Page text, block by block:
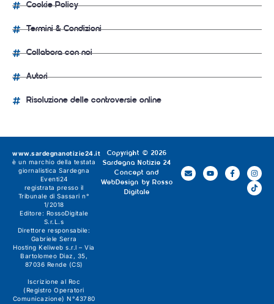
Cookie Policy
Termini & Condizioni
Collabora con noi
Autori
Risoluzione delle controversie online
Copyright © 2026
Sardegna Notizie 24
Concept and
WebDesign by Rosso
Digitale
www.sardegnanotizie24.it
è un marchio della testata
giornalistica Sardegna
Eventi24
registrata presso il
Tribunale di Sassari n°
1/2018
Editore: RossoDigitale
S.r.L.s
Direttore responsabile:
Gabriele Serra
Hosting Keliweb s.r.l – Via
Bartolomeo Diaz, 35,
87036 Rende (CS)
Iscrizione al Roc
(Registro Operatori
Comunicazione) N°43780